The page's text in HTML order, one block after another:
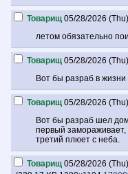
Товарищ 05/28/2026
летом обязательно
Товарищ 05/28/2026
Вот бы разраб в
Товарищ 05/28/2026
Вот бы разраб шел
первый замораживает,
третий плюет с неба.
Товарищ 05/28/2026